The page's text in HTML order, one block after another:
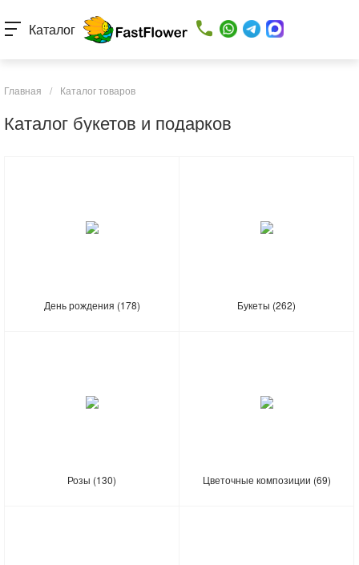
Каталог
Главная / Каталог товаров
Каталог букетов и подарков
День рождения (178) Букеты (262)
Розы (130) Цветочные композиции (69)